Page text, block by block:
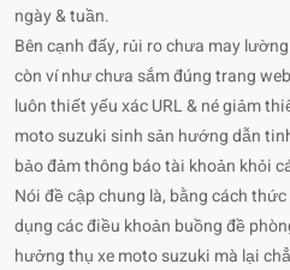
ngày & tuần.
Bên cạnh đấy, rủi ro chưa may
còn ví như chưa sắm đúng trang
luôn thiết yếu xác URL & né giảm
moto suzuki sinh sản hướng dẫn
bảo đảm thông báo tài khoản khỏi
Nói đề cập chung là, bằng cách
dụng các điều khoản buồng đề
hưởng thụ xe moto suzuki mà lại